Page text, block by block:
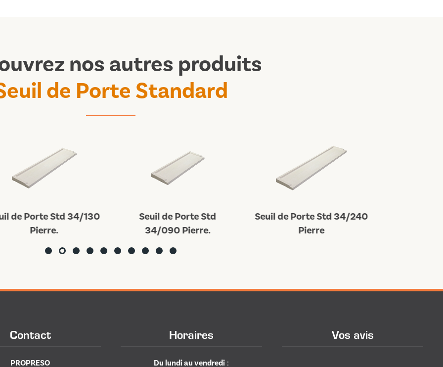
nos autres produits
de Porte Standard
de Porte Std 34/130
Pierre.
Seuil de Porte Std
34/090 Pierre.
Seuil de Porte Std 34/240
Pierre
Contact
PROPRESO
Horaires
Du lundi au vendredi :
Vos avis